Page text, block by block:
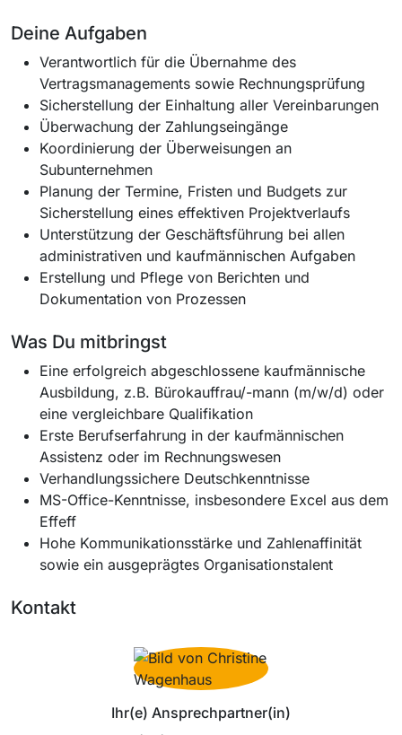
Deine Aufgaben
Verantwortlich für die Übernahme des
Vertragsmanagements sowie Rechnungsprüfung
Sicherstellung der Einhaltung aller Vereinbarungen
Überwachung der Zahlungseingänge
Koordinierung der Überweisungen an
Subunternehmen
Planung der Termine, Fristen und Budgets zur
Sicherstellung eines effektiven Projektverlaufs
Unterstützung der Geschäftsführung bei allen
administrativen und kaufmännischen Aufgaben
Erstellung und Pflege von Berichten und
Dokumentation von Prozessen
Was Du mitbringst
Eine erfolgreich abgeschlossene kaufmännische
Ausbildung, z.B. Bürokauffrau/-mann (m/w/d) oder
eine vergleichbare Qualifikation
Erste Berufserfahrung in der kaufmännischen
Assistenz oder im Rechnungswesen
Verhandlungssichere Deutschkenntnisse
MS-Office-Kenntnisse, insbesondere Excel aus dem
Effeff
Hohe Kommunikationsstärke und Zahlenaffinität
sowie ein ausgeprägtes Organisationstalent
Kontakt
Ihr(e) Ansprechpartner(in)